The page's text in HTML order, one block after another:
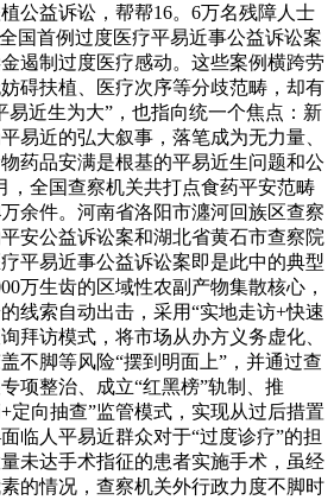
公益诉讼，帮帮16。6万名残障人士
国首例过度医疗平易近事公益诉讼案
遏制过度医疗感动。这些案例横跨劳
碍扶植、医疗次序等分歧范畴，却有
近生为大”，也指向统一个焦点：新
易近的弘大叙事，落笔成为无力量、
药品安满是根基的平易近生问题和公
，全国查察机关共打点食药平安范畴
余件。河南省洛阳市瀍河回族区查察
安公益诉讼案和湖北省黄石市查察院
平易近事公益诉讼案即是此中的典型
万生齿的区域性农副产物集散核心，
线索自动出击，采用“实地走访+快速
拜访模式，将市场从办方义务虚化、
不脚等风险“摆到明面上”，并通过查
项整治、成立“红黑榜”轨制、推
定向抽查”监管模式，实现从过后措置
临人平易近群众对于“过度诊疗”的担
未达手术指征的患者实施手术，虽经
的情况，查察机关外行政力度不脚时